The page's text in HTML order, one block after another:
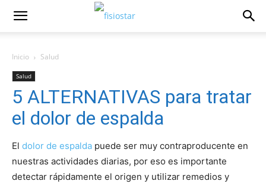
Inicio Salud
Salud
5 ALTERNATIVAS para tratar
el dolor de espalda
El dolor de espalda puede ser muy contraproducente en
nuestras actividades diarias, por eso es importante
detectar rápidamente el origen y utilizar remedios y